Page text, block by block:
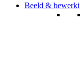
Beeld &